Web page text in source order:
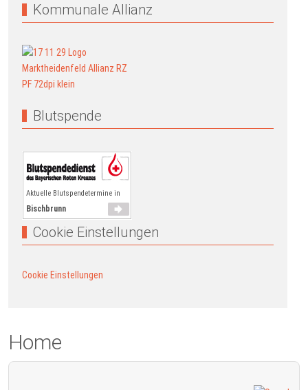
Kommunale Allianz
Blutspende
Aktuelle Blutspendetermine in
Bischbrunn
Cookie Einstellungen
Cookie Einstellungen
Home